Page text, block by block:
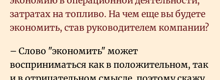
затратах на топливо. На чем еще вы будете
экономить, став руководителем компании?
– Слово "экономить" может
восприниматься как в положительном, так